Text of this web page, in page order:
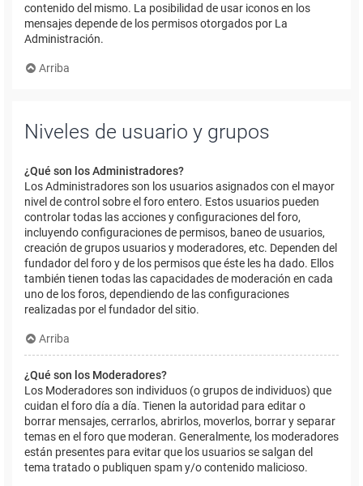
contenido del mismo. La posibilidad de usar iconos en los
mensajes depende de los permisos otorgados por La
Administración.
Arriba
Niveles de usuario y grupos
¿Qué son los Administradores?
Los Administradores son los usuarios asignados con el mayor
nivel de control sobre el foro entero. Estos usuarios pueden
controlar todas las acciones y configuraciones del foro,
incluyendo configuraciones de permisos, baneo de usuarios,
creación de grupos usuarios y moderadores, etc. Dependen del
fundador del foro y de los permisos que éste les ha dado. Ellos
también tienen todas las capacidades de moderación en cada
uno de los foros, dependiendo de las configuraciones
realizadas por el fundador del sitio.
Arriba
¿Qué son los Moderadores?
Los Moderadores son individuos (o grupos de individuos) que
cuidan el foro día a día. Tienen la autoridad para editar o
borrar mensajes, cerrarlos, abrirlos, moverlos, borrar y separar
temas en el foro que moderan. Generalmente, los moderadores
están presentes para evitar que los usuarios se salgan del
tema tratado o publiquen spam y/o contenido malicioso.